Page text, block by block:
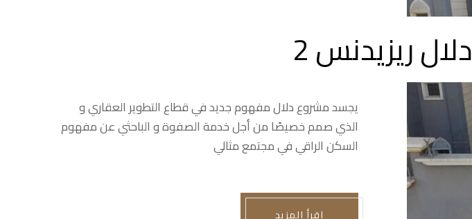
دلال ريزيدنس 2
يجسد مشروع دلال مفهوم جديد في قطاع التطوير العقاري و
الذي صمم خصيصًا من أجل خدمة الصفوة و الباحثي عن مفهوم
السكن الراقي في مجتمع مثالي
اقرأ المزيد